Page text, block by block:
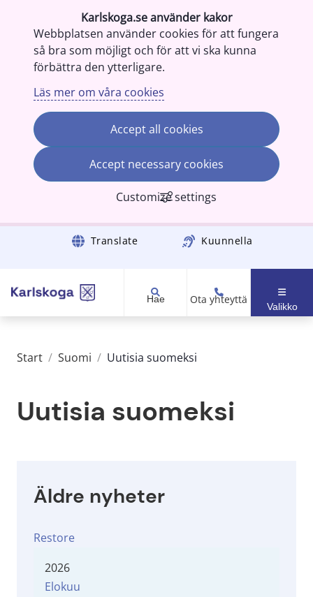
Karlskoga.se använder kakor
Webbplatsen använder cookies för att fungera
så bra som möjligt och för att vi ska kunna
förbättra den ytterligare.
Läs mer om våra cookies
Accept all cookies
Accept necessary cookies
Customize settings
Gå till innehåll Translate Kuunnella
Hae Ota yhteyttä
Valikko
Start / Suomi / Uutisia suomeksi
Uutisia suomeksi
Äldre nyheter
Restore
2026
Elokuu